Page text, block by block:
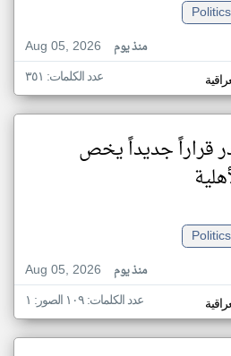
Politics
Aug 05, 2026
منذ يوم
عدد الكلمات: ٣٥١
قراراً جديداً يخص
Politics
Aug 05, 2026
منذ يوم
عدد الكلمات: ١٠٩ الصور: ١